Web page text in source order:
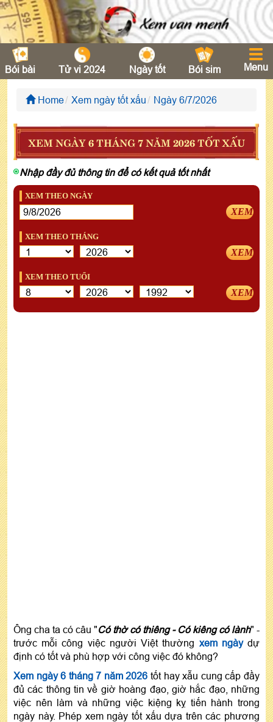
Bói bài Tử vi 2024 Ngày tốt Bói sim Menu
Home Xem ngày tốt xấu Ngày 6/7/2026
XEM NGÀY 6 THÁNG 7 NĂM 2026 TỐT XẤU
Nhập đầy đủ thông tin để có kết quả tốt nhất
XEM THEO NGÀY
XEM
XEM THEO THÁNG
XEM
XEM THEO TUỔI
XEM
Ông cha ta có câu "Có thờ có thiêng - Có kiêng có lành" -
trước mỗi công việc người Việt thường xem ngàydự
định có tốt và phù hợp với công việc đó không?
Xem ngày 6 tháng 7 năm 2026 tốt hay xẫu cung cấp đầy
đủ các thông tin về giờ hoàng đạo, giờ hắc đạo, những
việc nên làm và những việc kiệng kỵ tiến hành trong
ngày này. Phép xem ngày tốt xấu dựa trên các phương